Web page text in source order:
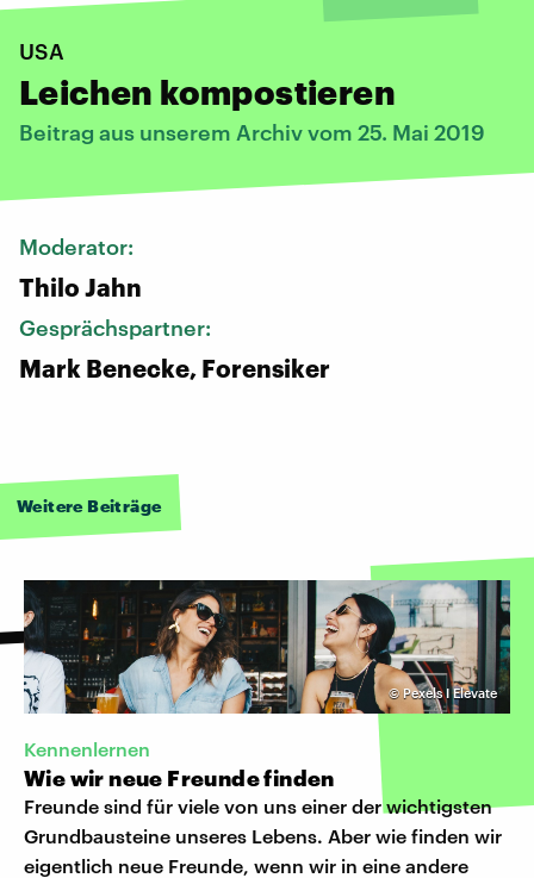
USA
Leichen kompostieren
Beitrag aus unserem Archiv vom 25. Mai 2019
Moderator:
Thilo Jahn
Gesprächspartner:
Mark Benecke, Forensiker
Weitere Beiträge
©Pexels I Elevate
Kennenlernen
Wie wir neue Freunde finden
Freunde sind für viele von uns einer der wichtigsten
Grundbausteine unseres Lebens. Aber wie finden wir
eigentlich neue Freunde, wenn wir in eine andere